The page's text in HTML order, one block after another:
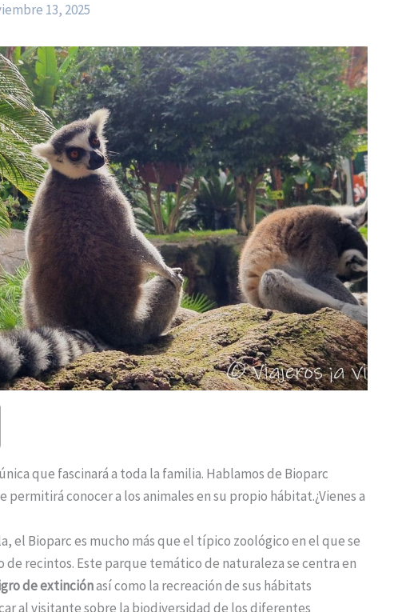
13, 2025
que fascinará a toda la familia. Hablamos de Bioparc
conocer a los animales en su propio hábitat.¿Vienes a
el Bioparc es mucho más que el típico zoológico en el que se
recintos. Este parque temático de naturaleza se centra en
de extinciónasí como la recreación de sus hábitats
al visitante sobre la biodiversidad de los diferentes